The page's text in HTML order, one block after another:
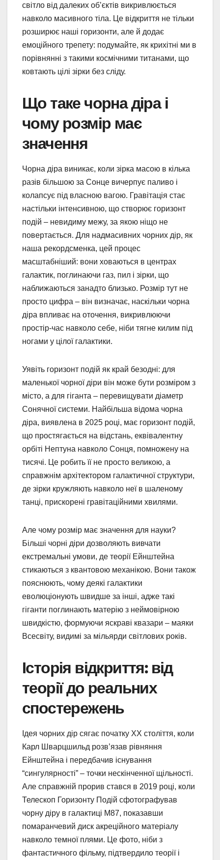
світло від далеких об’єктів викривлюється
навколо масивного тіла. Це відкриття не тільки
розширює наші горизонти, але й додає
емоційного трепету: подумайте, як крихітні ми в
порівнянні з такими космічними титанами, що
ковтають цілі зірки без сліду.
Що таке чорна діра і
чому розмір має
значення
Чорна діра виникає, коли зірка масою в кілька
разів більшою за Сонце вичерпує паливо і
колапсує під власною вагою. Гравітація стає
настільки інтенсивною, що створює горизонт
подій – невидиму межу, за якою ніщо не
повертається. Для надмасивних чорних дір, як
наша рекордсменка, цей процес
масштабніший: вони ховаються в центрах
галактик, поглинаючи газ, пил і зірки, що
наближаються занадто близько. Розмір тут не
просто цифра – він визначає, наскільки чорна
діра впливає на оточення, викривлюючи
простір-час навколо себе, ніби тягне килим під
ногами у цілої галактики.
Уявіть горизонт подій як край безодні: для
маленької чорної діри він може бути розміром з
місто, а для гіганта – перевищувати діаметр
Сонячної системи. Найбільша відома чорна
діра, виявлена в 2025 році, має горизонт подій,
що простягається на відстань, еквівалентну
орбіті Нептуна навколо Сонця, помножену на
тисячі. Це робить її не просто великою, а
справжнім архітектором галактичної структури,
де зірки кружляють навколо неї в шаленому
танці, прискорені гравітаційними хвилями.
Але чому розмір має значення для науки?
Більші чорні діри дозволяють вивчати
екстремальні умови, де теорії Ейнштейна
стикаються з квантовою механікою. Вони також
пояснюють, чому деякі галактики
еволюціонують швидше за інші, адже такі
гіганти поглинають матерію з неймовірною
швидкістю, формуючи яскраві квазари – маяки
Всесвіту, видимі за мільярди світлових років.
Історія відкриття: від
теорії до реальних
спостережень
Ідея чорних дір сягає початку XX століття, коли
Карл Шварцшильд розв’язав рівняння
Ейнштейна і передбачив існування
“сингулярності” – точки нескінченної щільності.
Але справжній прорив стався в 2019 році, коли
Телескоп Горизонту Подій сфотографував
чорну діру в галактиці M87, показавши
помаранчевий диск акреційного матеріалу
навколо темної плями. Це фото, ніби з
фантастичного фільму, підтвердило теорії і